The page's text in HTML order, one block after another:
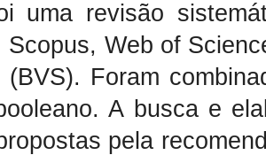
uma revisão
Scopus, Web of
(BVS). Foram
A busca e
pela